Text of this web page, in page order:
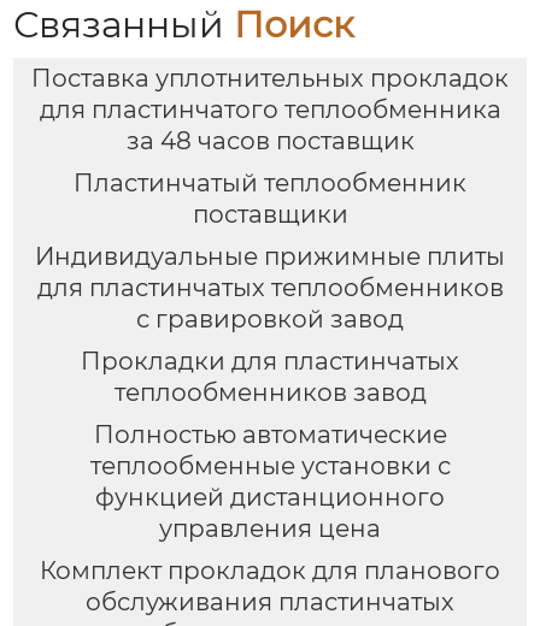
Связанный Поиск
Поставка уплотнительных прокладок
для пластинчатого теплообменника
за 48 часов поставщик
Пластинчатый теплообменник
поставщики
Индивидуальные прижимные плиты
для пластинчатых теплообменников
с гравировкой завод
Прокладки для пластинчатых
теплообменников завод
Полностью автоматические
теплообменные установки с
функцией дистанционного
управления цена
Комплект прокладок для планового
обслуживания пластинчатых